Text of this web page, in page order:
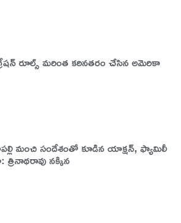
రూల్స్‌ మరింత కఠినతరం చేసిన అమెరికా
మంచి సందేశంతో కూడిన యాక్షన్, ఫ్యామిలీ
నక్కిన